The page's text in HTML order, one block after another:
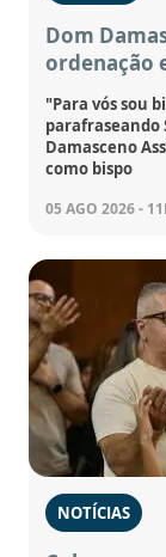
Dom
ordenação
"Para vós sou
parafraseando
Damasceno
como bispo
05 AGO 2026 -
NOTÍCIAS